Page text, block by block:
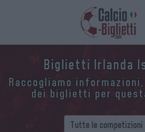
Biglietti Irlanda
Raccogliamo
dei biglietti per